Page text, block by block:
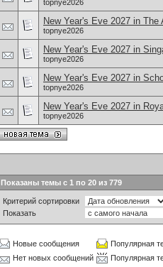
topnye2026
New Year's Eve 2027 in
topnye2026
New Year's Eve 2027 in
topnye2026
New Year's Eve 2027 in
topnye2026
New Year's Eve 2027 in
topnye2026
Показаны темы с 1 по 20 из 779
Критерий сортировки
Показать
Новые сообщения
Популярная
Нет новых сообщений
Популярная